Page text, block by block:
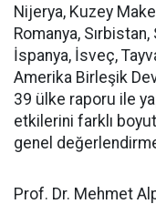
Nijerya, Kuzey
Romanya,
İspanya, İsveç,
Amerika Birleşik
39 ülke raporu ile
etkilerini farklı
genel
Prof. Dr. Mehmet